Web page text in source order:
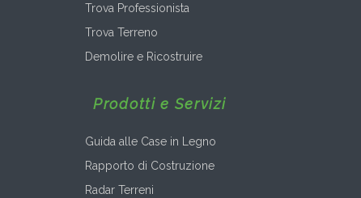
Trova Professionista
Trova Terreno
Demolire e Ricostruire
Prodotti e Servizi
Guida alle Case in Legno
Rapporto di Costruzione
Radar Terreni